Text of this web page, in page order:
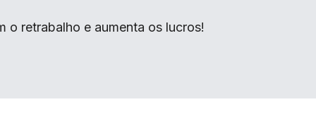
o retrabalho e aumenta os lucros!